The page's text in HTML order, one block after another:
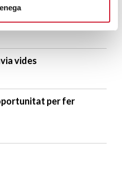
dispositiu
vides
per fer